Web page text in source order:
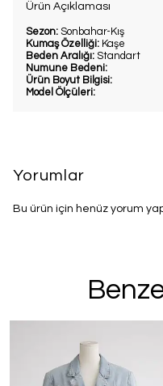
Ürün Açıklaması
Sezon: Sonbahar-Kış
Kumaş Özelliği: Kaşe
Beden Aralığı: Standart
Numune Bedeni:
Ürün Boyut Bilgisi:
Model Ölçüleri:
Yorumlar
Bu ürün için henüz yorum